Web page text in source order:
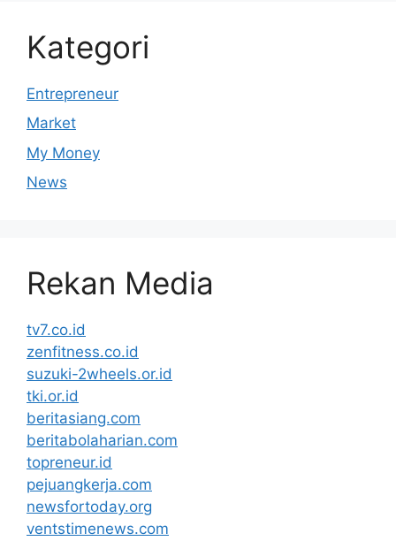
Kategori
Entrepreneur
Market
My Money
News
Rekan Media
tv7.co.id
zenfitness.co.id
suzuki-2wheels.or.id
tki.or.id
beritasiang.com
beritabolaharian.com
topreneur.id
pejuangkerja.com
newsfortoday.org
ventstimenews.com